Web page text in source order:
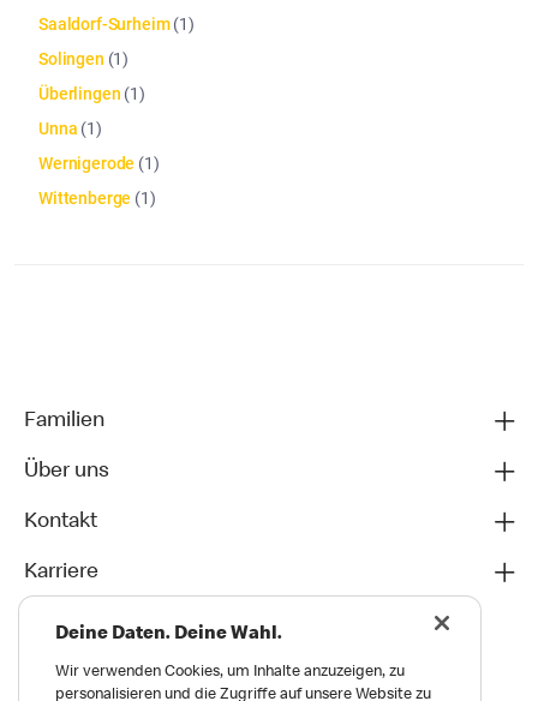
Saaldorf-Surheim(1)
Solingen (1)
Überlingen (1)
Unna (1)
Wernigerode (1)
Wittenberge (1)
Familien
Über uns
Kontakt
Karriere
Deine Daten. Deine Wahl.
Wir verwenden Cookies, um Inhalte anzuzeigen, zu
personalisieren und die Zugriffe auf unsere Website zu